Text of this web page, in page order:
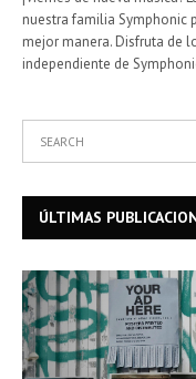
nuestra familia Symphonic
mejor manera. Disfruta de
independiente de
ÚLTIMAS